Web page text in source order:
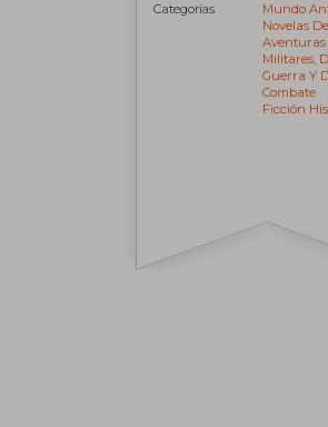
Categorías
Mundo
Novelas De
Aventuras
Militares,
Guerra Y
Combate
Ficción